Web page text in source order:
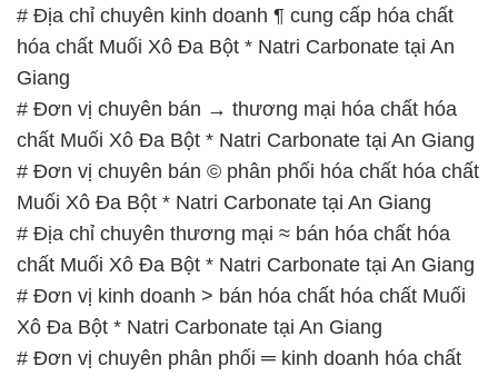
# Địa chỉ chuyên kinh doanh ¶ cung cấp hóa chất
hóa chất Muối Xô Đa Bột * Natri Carbonate tại An
Giang
# Đơn vị chuyên bán → thương mại hóa chất hóa
chất Muối Xô Đa Bột * Natri Carbonate tại An Giang
# Đơn vị chuyên bán © phân phối hóa chất hóa chất
Muối Xô Đa Bột * Natri Carbonate tại An Giang
# Địa chỉ chuyên thương mại ≈ bán hóa chất hóa
chất Muối Xô Đa Bột * Natri Carbonate tại An Giang
# Đơn vị kinh doanh > bán hóa chất hóa chất Muối
Xô Đa Bột * Natri Carbonate tại An Giang
# Đơn vị chuyên phân phối ═ kinh doanh hóa chất